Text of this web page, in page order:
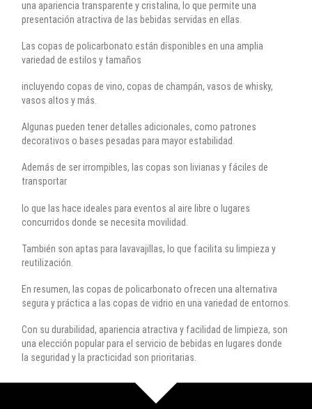
una apariencia transparente y cristalina, lo que permite una
presentación atractiva de las bebidas servidas en ellas.
Las copas de policarbonato están disponibles en una amplia
variedad de estilos y tamaños
incluyendo copas de vino, copas de champán, vasos de whisky,
vasos altos y más.
Algunas pueden tener detalles adicionales, como patrones
decorativos o bases pesadas para mayor estabilidad.
Además de ser irrompibles, las copas son livianas y fáciles de
transportar
lo que las hace ideales para eventos al aire libre o lugares
concurridos donde se necesita movilidad.
También son aptas para lavavajillas, lo que facilita su limpieza y
reutilización.
En resumen, las copas de policarbonato ofrecen una alternativa
segura y práctica a las copas de vidrio en una variedad de entornos.
Con su durabilidad, apariencia atractiva y facilidad de limpieza, son
una elección popular para el servicio de bebidas en lugares donde
la seguridad y la practicidad son prioritarias.